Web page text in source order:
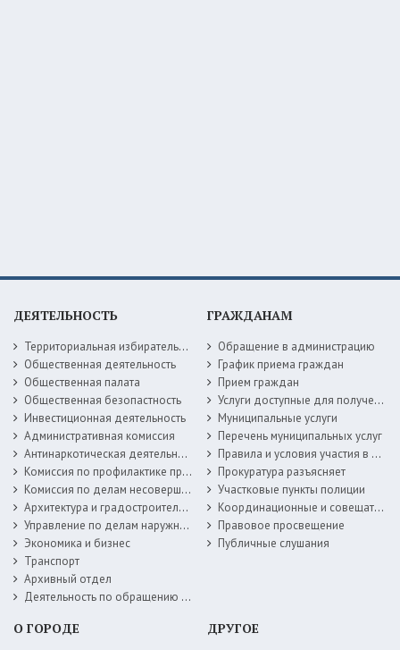
ДЕЯТЕЛЬНОСТЬ
Территориальная избирательная комиссия
Общественная деятельность
Общественная палата
Общественная безопастность
Инвестиционная деятельность
Административная комиссия
Антинаркотическая деятельность
Комиссия по профилактике правонарушений
Комиссия по делам несовершеннолетних
Архитектура и градостроительство
Управление по делам наружной рекламы
Экономика и бизнес
Транспорт
Архивный отдел
Деятельность по обращению с животными без владельцев
ГРАЖДАНАМ
Обращение в администрацию
График приема граждан
Прием граждан
Услуги доступные для получения в электронной форме
Муниципальные услуги
Перечень муниципальных услуг
Правила и условия участия в жилищных программах
Прокуратура разъясняет
Участковые пункты полиции
Координационные и совещательные органы
Правовое просвещение
Публичные слушания
О ГОРОДЕ ДРУГОЕ